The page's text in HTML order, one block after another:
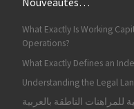
What Exactly Is Working
Operations?
What Exactly Defines an
Understanding the Legal
الناطقة بالعربية